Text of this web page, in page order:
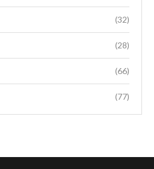
(32)
(28)
(66)
(77)